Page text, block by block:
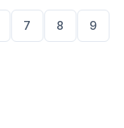
7 8 9